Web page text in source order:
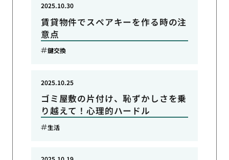
賃貸物件でスペアキーを作る時の注
意点
2025.10.30
鍵交換
ゴミ屋敷の片付け、恥ずかしさを乗
り越えて！心理的ハードル
2025.10.25
生活